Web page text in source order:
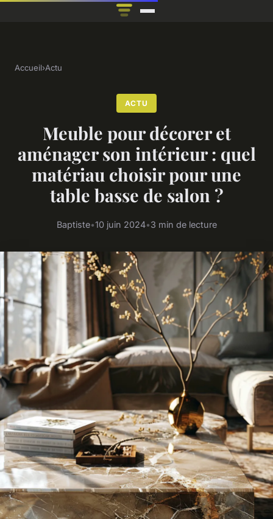
Accueil›Actu
ACTU
Meuble pour décorer et
aménager son intérieur : quel
matériau choisir pour une
table basse de salon ?
Baptiste•10 juin 2024•3 min de lecture